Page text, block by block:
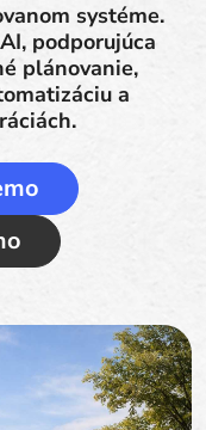
systéme.
podporujúca
plánovanie,
a